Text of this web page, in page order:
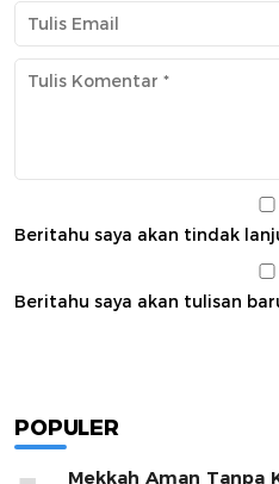
Beritahu saya akan tindak
Beritahu saya akan tulisan
POPULER
Mekkah Aman Tanpa